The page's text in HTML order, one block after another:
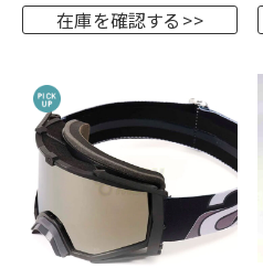
在庫を確認する